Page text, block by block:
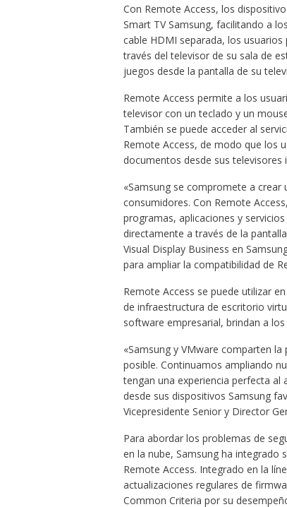
Con Remote Access, los
Smart TV Samsung, facilitando a
cable HDMI separada, los
través del televisor de su sala de
juegos desde la pantalla de su
Remote Access permite a los
televisor con un teclado y un
También se puede acceder al
Remote Access, de modo que los
documentos desde sus televisores
«Samsung se compromete a crear
consumidores. Con Remote
programas, aplicaciones y
directamente a través de la
Visual Display Business en
para ampliar la compatibilidad de
Remote Access se puede utilizar
de infraestructura de escritorio
software empresarial, brindan a
«Samsung y VMware comparten
posible. Continuamos ampliando
tengan una experiencia perfecta al
desde sus dispositivos Samsung
Vicepresidente Senior y Director
Para abordar los problemas de
en la nube, Samsung ha integrado
Remote Access. Integrado en la
actualizaciones regulares de
Common Criteria por su